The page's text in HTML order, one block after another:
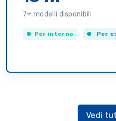
7+ modelli disponibili
Per interno Per
Vedi